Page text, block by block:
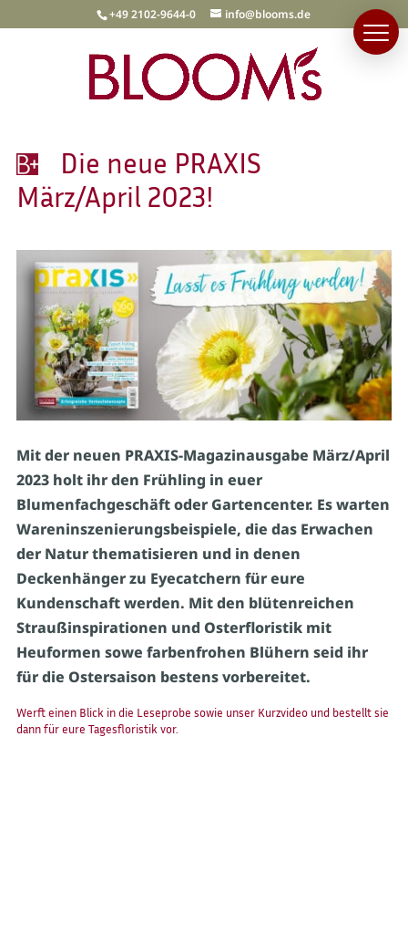
+49 2102-9644-0 info@blooms.de
Die neue PRAXIS
März/April 2023!
Mit der neuen PRAXIS-Magazinausgabe März/April
2023 holt ihr den Frühling in euer
Blumenfachgeschäft oder Gartencenter. Es warten
Wareninszenierungsbeispiele, die das Erwachen
der Natur thematisieren und in denen
Deckenhänger zu Eyecatchern für eure
Kundenschaft werden. Mit den blütenreichen
Straußinspirationen und Osterfloristik mit
Heuformen sowe farbenfrohen Blühern seid ihr
für die Ostersaison bestens vorbereitet.
Werft einen Blick in die Leseprobe sowie unser Kurzvideo und bestellt sie
dann für eure Tagesfloristik vor.